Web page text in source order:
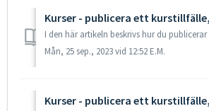
Kurser - publicera ett
Mån, 25 sep., 2023 vid 12:52 E.M.
Kurser - publicera ett